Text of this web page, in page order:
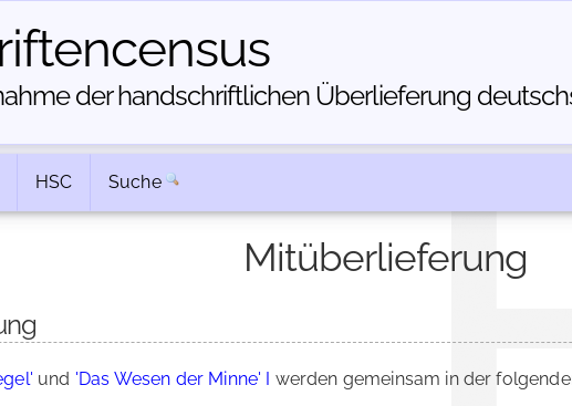
der handschriftlichen Über­lieferung
HSC Suche
Mitüberlieferung
und 'Das Wesen der Minne' I werden gemeinsam in der